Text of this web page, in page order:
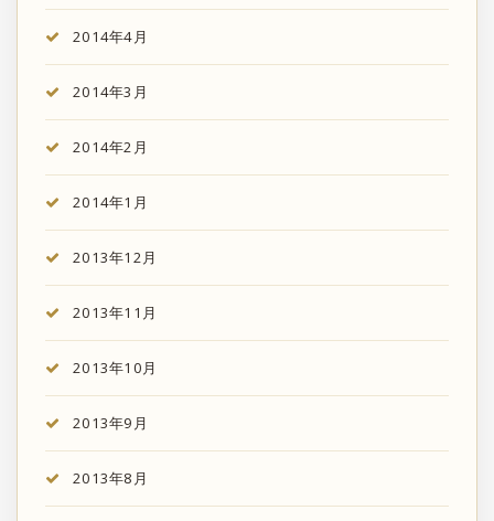
2014年4月
2014年3月
2014年2月
2014年1月
2013年12月
2013年11月
2013年10月
2013年9月
2013年8月